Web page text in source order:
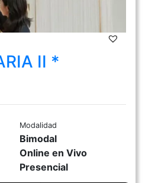
II *
Modalidad
Bimodal
Online en Vivo
Presencial